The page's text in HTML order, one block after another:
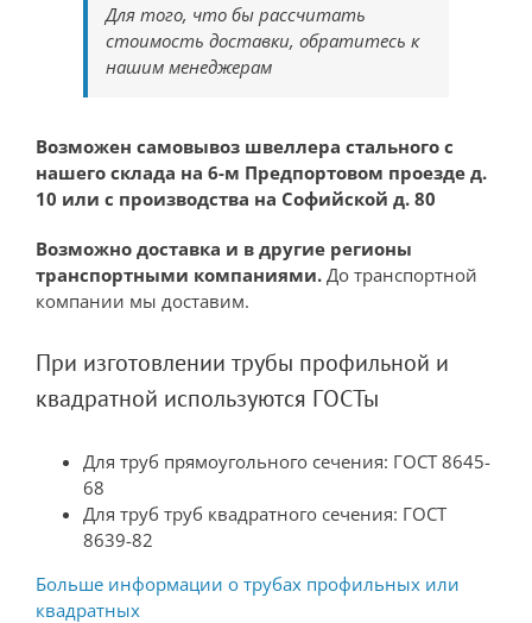
Для того, что бы рассчитать
стоимость доставки, обратитесь к
нашим менеджерам
Возможен самовывоз швеллера стального с
нашего склада на 6-м Предпортовом проезде д.
10 или с производства на Софийской д. 80
Возможно доставка и в другие регионы
транспортными компаниями. До транспортной
компании мы доставим.
При изготовлении трубы профильной и
квадратной используются ГОСТы
Для труб прямоугольного сечения: ГОСТ 8645-
68
Для труб труб квадратного сечения: ГОСТ
8639-82
Больше информации о трубах профильных или
квадратных